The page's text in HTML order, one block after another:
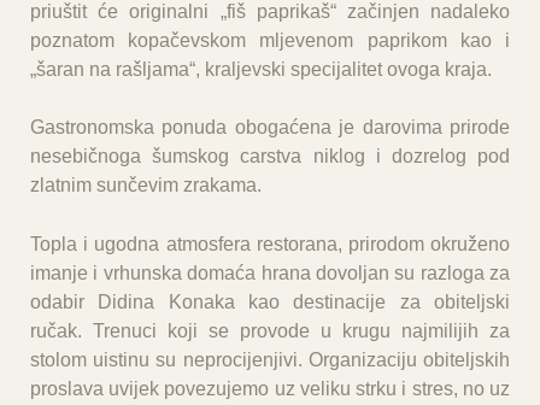
priuštit će originalni „fiš paprikaš“ začinjen nadaleko
poznatom kopačevskom mljevenom paprikom kao i
„šaran na rašljama“, kraljevski specijalitet ovoga kraja.
Gastronomska ponuda obogaćena je darovima prirode
nesebičnoga šumskog carstva niklog i dozrelog pod
zlatnim sunčevim zrakama.
Topla i ugodna atmosfera restorana, prirodom okruženo
imanje i vrhunska domaća hrana dovoljan su razloga za
odabir Didina Konaka kao destinacije za obiteljski
ručak. Trenuci koji se provode u krugu najmilijih za
stolom uistinu su neprocijenjivi. Organizaciju obiteljskih
proslava uvijek povezujemo uz veliku strku i stres, no uz